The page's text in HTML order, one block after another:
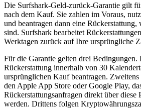
Die Surfshark-Geld-zurück-Garantie gilt
nach dem Kauf. Sie zahlen im Voraus,
und beantragen dann eine
sind. Surfshark bearbeitet
Werktagen zurück auf Ihre ursprüngliche
Für die Garantie gelten drei Bedingungen.
Rückerstattung innerhalb von 30
ursprünglichen Kauf beantragen.
den Apple App Store oder Google Play,
Rückerstattungsanfragen direkt über diese
werden. Drittens folgen